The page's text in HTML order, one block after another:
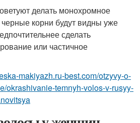
делать монохромное
корни будут видны уже
сделать
или частичное
makiyazh.ru-best.com/otzyvy-o-
okrashivanie-temnyh-volos-v-rusyy-